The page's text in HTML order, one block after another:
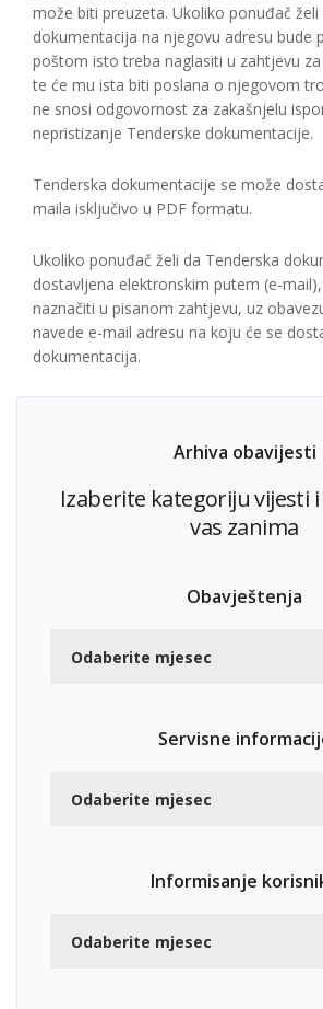
može biti preuzeta. Ukoliko ponuđač želi
dokumentacija na njegovu adresu bude
poštom isto treba naglasiti u zahtjevu
te će mu ista biti poslana o njegovom
ne snosi odgovornost za zakašnjelu
nepristizanje Tenderske dokumentacije.
Tenderska dokumentacije se može
maila isključivo u PDF formatu.
Ukoliko ponuđač želi da Tenderska
dostavljena elektronskim putem (e-
naznačiti u pisanom zahtjevu, uz
navede e-mail adresu na koju će se
dokumentacija.
Arhiva obavijesti
Izaberite kategoriju vijesti i
vas zanima
Obavještenja
Servisne
Informisanje